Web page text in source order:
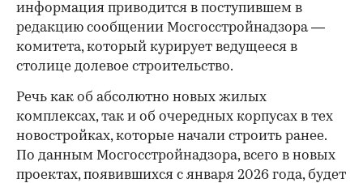
информация приводится в поступившем в
редакцию сообщении Мосгосстройнадзора —
комитета, который курирует ведущееся в
столице долевое строительство.
Речь как об абсолютно новых жилых
комплексах, так и об очередных корпусах в тех
новостройках, которые начали строить ранее.
По данным Мосгосстройнадзора, всего в новых
проектах, появившихся с января 2026 года, будет